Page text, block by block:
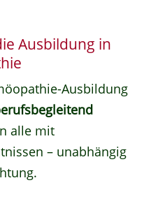
Ausbildung in
Ausbildung
alle mit
– unabhängig